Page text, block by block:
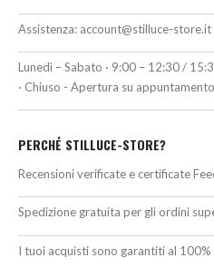
Assistenza: account@stilluce-store.it
Lunedì – Sabato · 9:00 – 12:30 /
· Chiuso - Apertura su appuntamento
PERCHÉ STILLUCE-STORE?
Recensioni verificate e certificate
Spedizione gratuita per gli ordini
I tuoi acquisti sono garantiti al 100%